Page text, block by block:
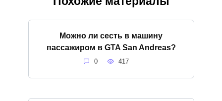
Можно ли сесть в машину
пассажиром в GTA San Andreas?
0 417